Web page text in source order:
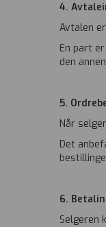
4.
Avtalen
En part
den
5.
Når
Det
6.
Selgeren